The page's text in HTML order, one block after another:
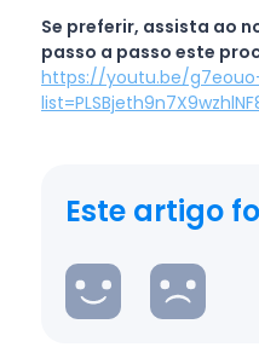
Se preferir, assista ao
passo a passo este
https://youtu.be/
Este artigo